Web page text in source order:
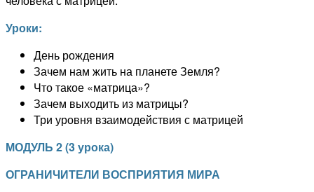
Уроки:
День рождения
Зачем нам жить на планете Земля?
Что такое «матрица»?
Зачем выходить из матрицы?
Три уровня взаимодействия с матрицей
МОДУЛЬ 2(3 урока)
ОГРАНИЧИТЕЛИ ВОСПРИЯТИЯ МИРА